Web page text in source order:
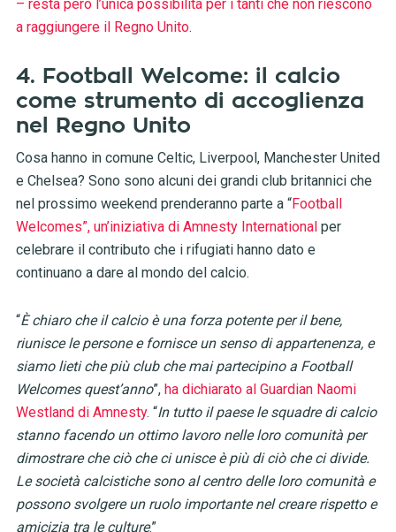
– resta però l’unica possibilità per i tanti che non riescono
a raggiungere il Regno Unito.
4. Football Welcome: il calcio
come strumento di accoglienza
nel Regno Unito
Cosa hanno in comune Celtic, Liverpool, Manchester United
e Chelsea? Sono sono alcuni dei grandi club britannici che
nel prossimo weekend prenderanno parte a “Football
Welcomes”, un’iniziativa di Amnesty International per
celebrare il contributo che i rifugiati hanno dato e
continuano a dare al mondo del calcio.
“È chiaro che il calcio è una forza potente per il bene,
riunisce le persone e fornisce un senso di appartenenza, e
siamo lieti che più club che mai partecipino a Football
Welcomes quest’anno”, ha dichiarato al Guardian Naomi
Westland di Amnesty. “In tutto il paese le squadre di calcio
stanno facendo un ottimo lavoro nelle loro comunità per
dimostrare che ciò che ci unisce è più di ciò che ci divide.
Le società calcistiche sono al centro delle loro comunità e
possono svolgere un ruolo importante nel creare rispetto e
amicizia tra le culture.”